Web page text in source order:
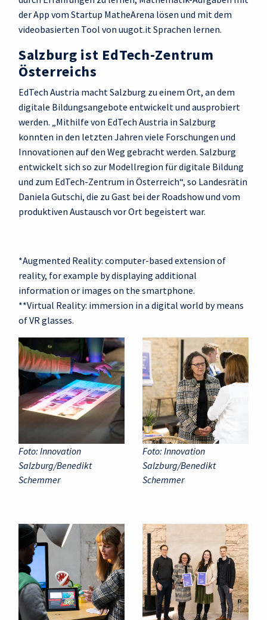
der App vom Startup MatheArena lösen und mit dem
videobasierten Tool von uugot.it Sprachen lernen.
Salzburg ist EdTech-Zentrum
Österreichs
EdTech Austria macht Salzburg zu einem Ort, an dem
digitale Bildungsangebote entwickelt und ausprobiert
werden. „Mithilfe von EdTech Austria in Salzburg
konnten in den letzten Jahren viele Forschungen und
Innovationen auf den Weg gebracht werden. Salzburg
entwickelt sich so zur Modellregion für digitale Bildung
und zum EdTech-Zentrum in Österreich“, so Landesrätin
Daniela Gutschi, die zu Gast bei der Roadshow und vom
produktiven Austausch vor Ort begeistert war.
*Augmented Reality: computer-based extension of
reality, for example by displaying additional
information or images on the smartphone.
**Virtual Reality: immersion in a digital world by means
of VR glasses.
Foto: Innovation
Salzburg/Benedikt
Schemmer
Foto: Innovation
Salzburg/Benedikt
Schemmer